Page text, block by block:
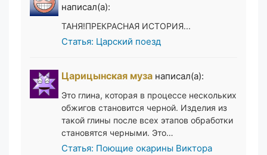
написал(а):
ТАНЯ!ПРЕКРАСНАЯ ИСТОРИЯ...
Статья: Царский поезд
Царицынская муза написал(а):
Это глина, которая в процессе нескольких
обжигов становится черной. Изделия из
такой глины после всех этапов обработки
становятся черными. Это…
Статья: Поющие окарины Виктора